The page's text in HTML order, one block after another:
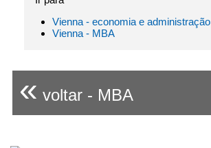
Vienna - economia e administração
Vienna - MBA
« voltar - MBA